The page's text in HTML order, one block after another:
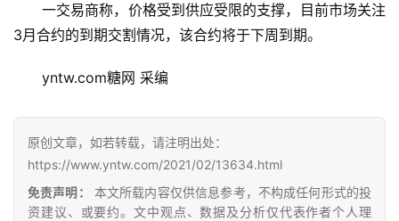
公
众
号
一交易商称，价格受到供应受限的支撑，目前市场关注
3月合约的到期交割情况，该合约将于下周到期。
yntw.com糖网 采编
原创文章，如若转载，请注明出处：
https://www.yntw.com/2021/02/13634.html
免责声明：
本文所载内容仅供信息参考，不构成任何形式的投
资建议、或要约。文中观点、数据及分析仅代表作者个人理